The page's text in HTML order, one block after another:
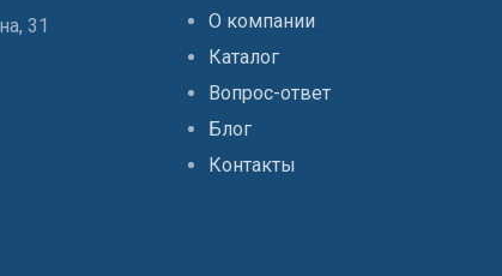
31
О компании
Каталог
Вопрос-ответ
Блог
Контакты